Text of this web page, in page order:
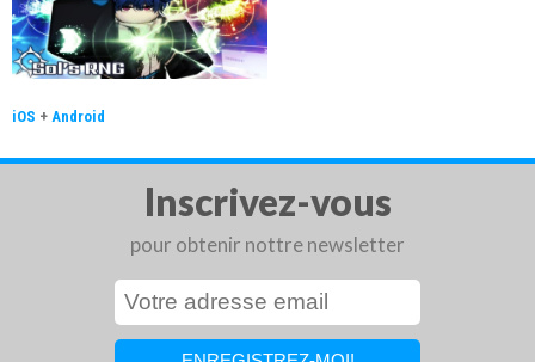
iOS + Android
Inscrivez-vous
pour obtenir nottre newsletter